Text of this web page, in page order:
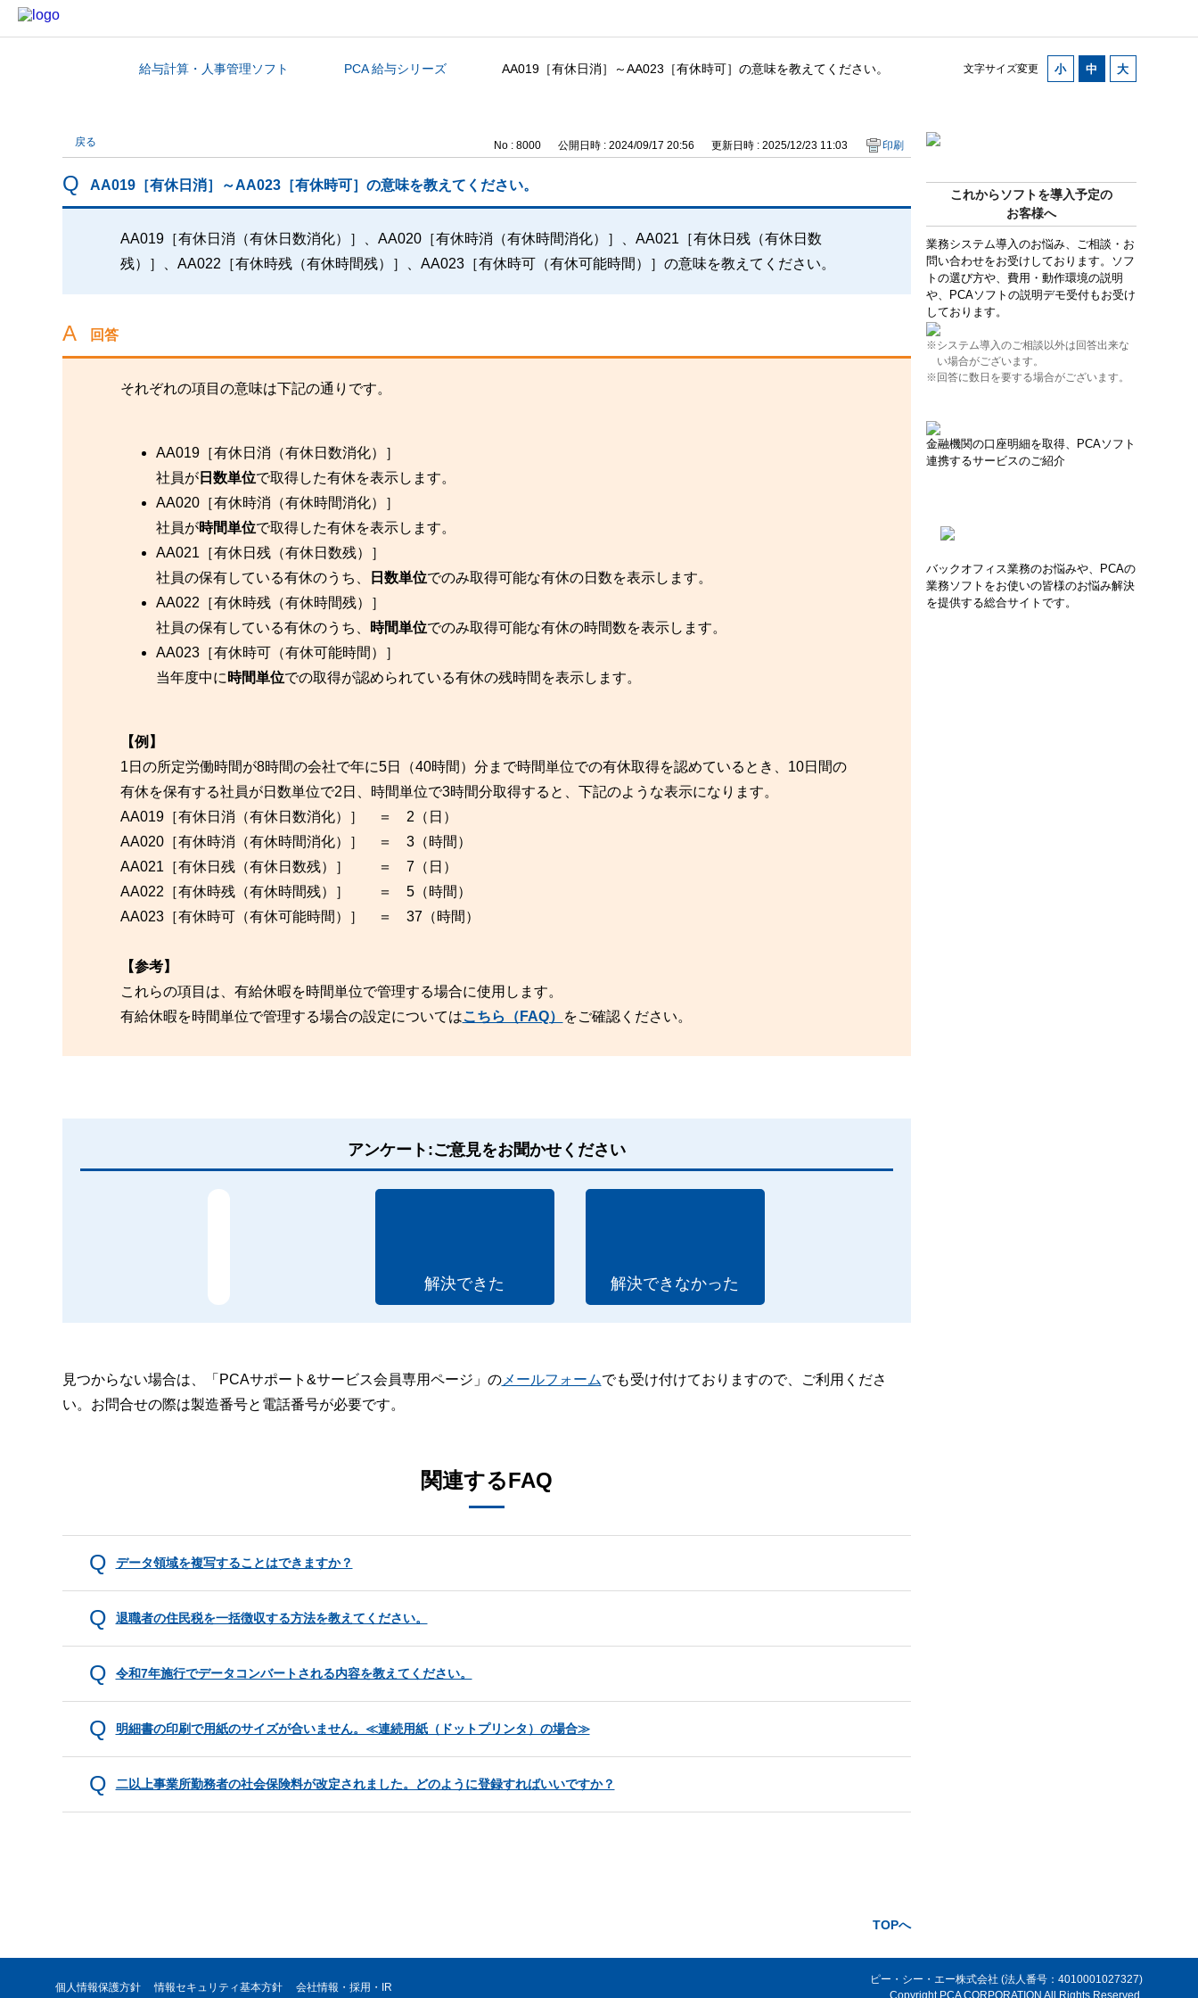
文字サイズ変更
カテゴリから探す給与計算・人事管理ソフト PCA 給与シリーズ AA019［有休日消］～AA023［有休時可］の意味を教えてください。
これからソフトを導入予定の
お客様へ
業務システム導入のお悩み、ご相談・お
問い合わせをお受けしております。ソフ
トの選び方や、費用・動作環境の説明
や、PCAソフトの説明デモ受付もお受け
しております。
※システム導入のご相談以外は回答出来な
い場合がございます。
※回答に数日を要する場合がございます。
金融機関の口座明細を取得、PCAソフト
連携するサービスのご紹介
バックオフィス業務のお悩みや、PCAの
業務ソフトをお使いの皆様のお悩み解決
を提供する総合サイトです。
戻る No : 8000 公開日時 : 2024/09/17 20:56 更新日時 : 2025/12/23 11:03 印刷
AA019［有休日消］～AA023［有休時可］の意味を教えてください。
AA019［有休日消（有休日数消化）］、AA020［有休時消（有休時間消化）］、AA021［有休日残（有休日数
残）］、AA022［有休時残（有休時間残）］、AA023［有休時可（有休可能時間）］の意味を教えてください。
回答
それぞれの項目の意味は下記の通りです。
AA019［有休日消（有休日数消化）］
社員が日数単位で取得した有休を表示します。
AA020［有休時消（有休時間消化）］
社員が時間単位で取得した有休を表示します。
AA021［有休日残（有休日数残）］
社員の保有している有休のうち、
日数単位でのみ取得可能な有休の日数を表示します。
AA022［有休時残（有休時間残）］
社員の保有している有休のうち、
時間単位でのみ取得可能な有休の時間数を表示します。
AA023［有休時可（有休可能時間）］
当年度中に 時間単位での取得が認められている有休の残時間を表示します。
【例】
1日の所定労働時間が8時間の会社で年に5日（40時間）分まで時間単位での有休取得を認めているとき、10日間の
有休を保有する社員が日数単位で2日、時間単位で3時間分取得すると、下記のような表示になります。
AA019［有休日消（有休日数消化）］ ＝ 2（日）
AA020［有休時消（有休時間消化）］ ＝ 3（時間）
AA021［有休日残（有休日数残）］ ＝ 7（日）
AA022［有休時残（有休時間残）］ ＝ 5（時間）
AA023［有休時可（有休可能時間）］ ＝ 37（時間）
【参考】
これらの項目は、有給休暇を時間単位で管理する場合に使用します。
有給休暇を時間単位で管理する場合の設定についてはこちら（FAQ） をご確認ください。
アンケート:ご意見をお聞かせください
解決できた 解決できなかった
見つからない場合は、「PCAサポート&サービス会員専用ページ」のメールフォームでも受け付けておりますので、ご利用くださ
い。お問合せの際は製造番号と電話番号が必要です。
関連するFAQ
データ領域を複写することはできますか？
退職者の住民税を一括徴収する方法を教えてください。
令和7年施行でデータコンバートされる内容を教えてください。
明細書の印刷で用紙のサイズが合いません。≪連続用紙（ドットプリンタ）の場合≫
二以上事業所勤務者の社会保険料が改定されました。どのように登録すればいいですか？
TOPへ
個人情報保護方針 情報セキュリティ基本方針 会社情報・採用・IR
ピー・シー・エー株式会社 (法人番号：4010001027327)
Copyright PCA CORPORATION All Rights Reserved.